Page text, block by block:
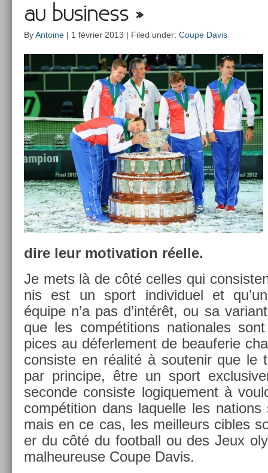
au business »
ByAntoine | 1 février 2013 | Filed under: Coupe Davis
dire leur motiva­tion réelle.
Je mets là de côté cel­les qui
nis est un sport in­dividuel et
équipe n’a pas d’intérêt, ou sa
que les com­péti­tions nationales
pices au défer­le­ment de be­auferie
con­sis­te en réalité à soutenir que le
par prin­cipe, être un sport
secon­de con­sis­te logique­ment à
com­péti­tion dans laquel­le les na­tions
mais en ce cas, les meil­leurs cib­les
er du côté du foot­ball ou des Jeux
mal­heureuse Coupe Davis.